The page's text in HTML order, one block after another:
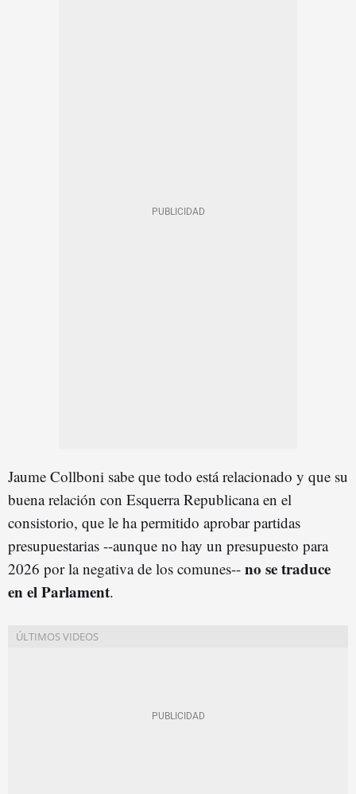
Jaume Collboni sabe que todo está relacionado y que su
buena relación con Esquerra Republicana en el
consistorio, que le ha permitido aprobar partidas
presupuestarias --aunque no hay un presupuesto para
2026 por la negativa de los comunes-- no se traduce
en el Parlament.